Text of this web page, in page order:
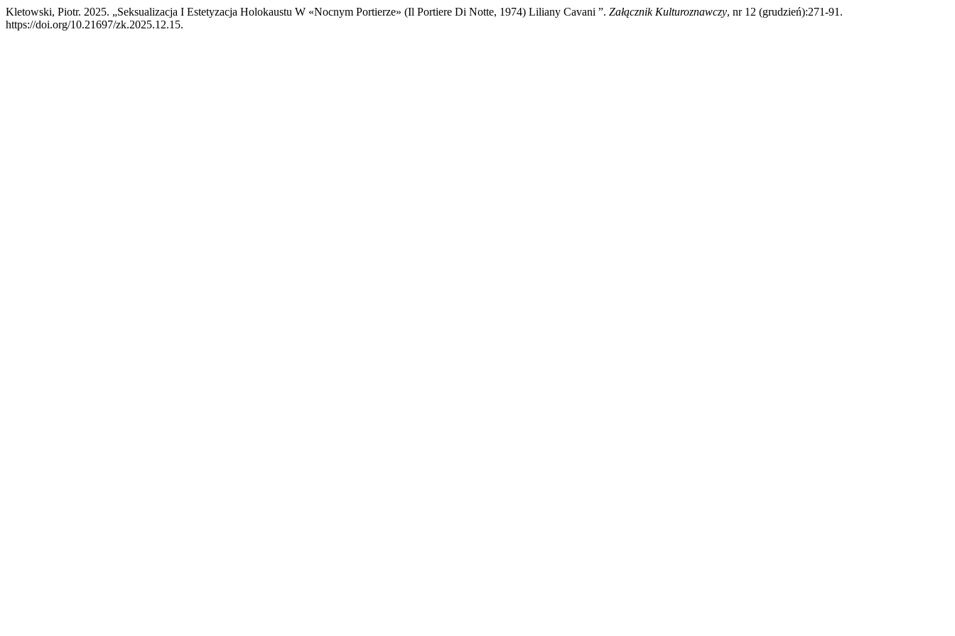
Kletowski, Piotr. 2025. „Seksualizacja I Estetyzacja Holokaustu W «Nocnym Portierze» (Il Portiere Di Notte, 1974) Liliany Cavani ”. Załącznik Kulturoznawczy, nr 12 (grudzień):271-91.
https://doi.org/10.21697/zk.2025.12.15.